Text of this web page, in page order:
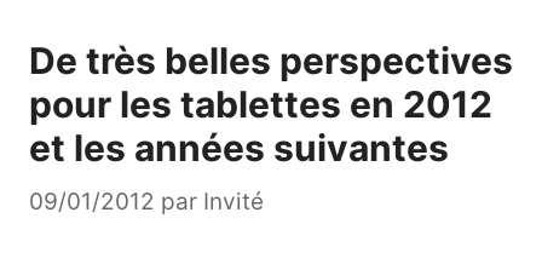
De très belles perspectives
pour les tablettes en 2012
et les années suivantes
09/01/2012 par Invité